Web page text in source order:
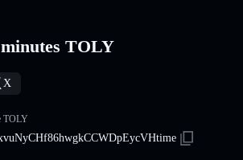
TOLY
X
TOLY